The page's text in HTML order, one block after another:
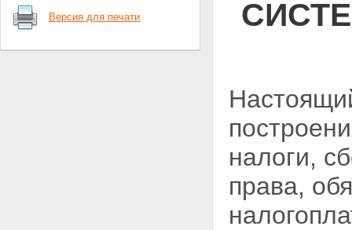
Версия для печати
налоги,
права,